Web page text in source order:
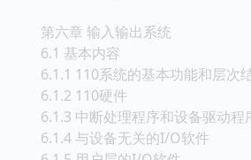
第六章 输入输出系统
6.1 基本内容
6.1.1 110系统的基本功能和层次
6.1.2 110硬件
6.1.3 中断处理程序和设备驱动程
6.1.4 与设备无关的I/O软件